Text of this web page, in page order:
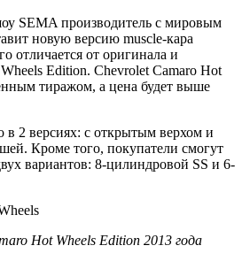
SEMA производитель с мировым
новую версию muscle-кара
отличается от оригинала и
Edition. Chevrolet Camaro Hot
тиражом, а цена будет выше
в 2 версиях: с открытым верхом и
Кроме того, покупатели смогут
вариантов: 8-цилиндровой SS и 6-
Hot Wheels Edition 2013 года